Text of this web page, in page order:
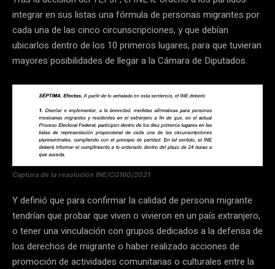
integrar en sus listas una fórmula de personas migrantes por
cada una de las cinco circunscripciones, y que debían
ubicarlos dentro de los 10 primeros lugares, para que tuvieran
mayores posibilidades de llegar a la Cámara de Diputados.
Captura de la resolución INE/CG160/2021
Y definió que para confirmar la calidad de persona migrante
tendrían que probar que viven o vivieron en un país extranjero,
o tener una vinculación con grupos dedicados a la defensa de
los derechos de migrante o haber realizado acciones de
promoción de actividades comunitarias o culturales entre la